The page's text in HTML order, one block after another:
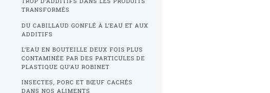
TRANSFORMÉS
DU CABILLAUD GONFLÉ À L’EAU ET AUX
ADDITIFS
L’EAU EN BOUTEILLE DEUX FOIS PLUS
CONTAMINÉE PAR DES PARTICULES DE
PLASTIQUE QU’AU ROBINET
INSECTES, PORC ET BŒUF CACHÉS
DANS NOS ALIMENTS